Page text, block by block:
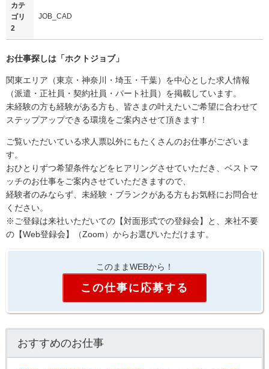
カテ
ゴリ
2
JOB_CAD
お仕事探しは「ホクトジョブ」
関東エリア（東京・神奈川・埼玉・千葉）を中心とした求人情報
（派遣・正社員・契約社員・パート社員）を掲載しています。
未経験の方も経験がある方も、皆さまの叶えたいご希望に合わせて
ステップアップできる環境をご案内させて頂きます！
ご覧いただいている求人票以外にもたくさんのお仕事がございま
す。
おひとりずつ希望条件などをヒアリングさせていただき、ベストマ
ッチのお仕事をご案内させていただきますので、
経験者のみならず、未経験・ブランクがある方もお気軽にお問合せ
ください。
※ご登録は来社いただいての【対面形式での登録会】と、来社不要
の【Web登録会】（Zoom）からお選びいただけます。
このままWEBから！
この仕事に応募する
おすすめのお仕事